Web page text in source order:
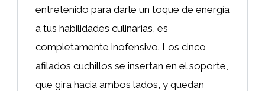
entretenido para darle un toque de energía
a tus habilidades culinarias, es
completamente inofensivo. Los cinco
afilados cuchillos se insertan en el soporte,
que gira hacia ambos lados, y quedan